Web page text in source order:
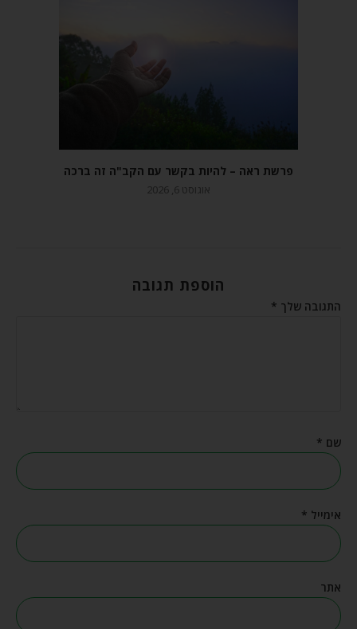
פרשת ראה – להיות בקשר עם הקב"ה זה ברכה
אוגוסט 6, 2026
הוספת תגובה
התגובה שלך *
שם *
אימייל *
אתר